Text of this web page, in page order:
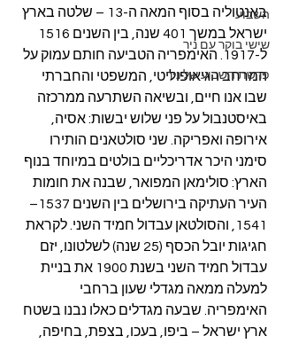
השבוע
שישי בוקר עם ניר
פרשת השבוע של ניר
באנטוליה בסוף המאה ה-13 – שלטה בארץ
ל-1917. האימפריה הטביעה חותם עמוק על
המרחב הגיאופוליטי, המשפטי והחברתי
שבו אנו חיים, ובשיאה השתרעה ממרכזה
באיסטנבול על פני שלוש יבשות: אסיה,
אירופה ואפריקה. שני סולטאנים הותירו
סימני היכר אדריכליים בולטים במיוחד בנוף
הארץ: סולימאן המפואר, שבנה את חומות
העיר העתיקה בירושלים בין השנים 1537–
1541, והסולטאן עבדול חמיד השני. לקראת
חגיגות יובל הכסף (25 שנה) לשלטונו, יזם
עבדול חמיד השני בשנת 1900 את בניית
למעלה ממאה מגדלי שעון ברחבי
האימפריה. שבעה מגדלים כאלו נבנו בשטח
ארץ ישראל – ביפו, בעכו, בצפת, בחיפה,